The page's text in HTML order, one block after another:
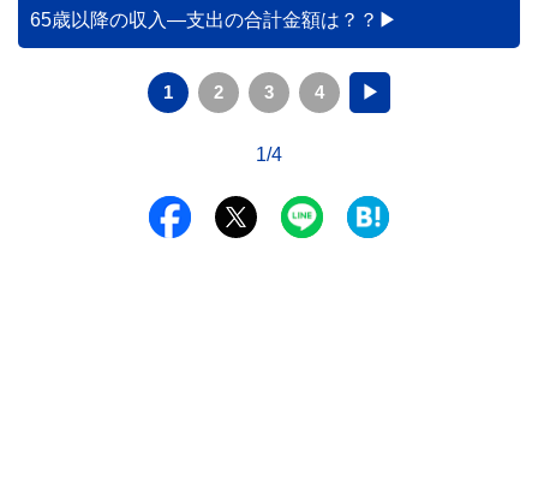
65歳以降の収入―支出の合計金額は？？
1 2 3 4 ▶
1/4